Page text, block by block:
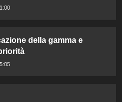
della gamma e